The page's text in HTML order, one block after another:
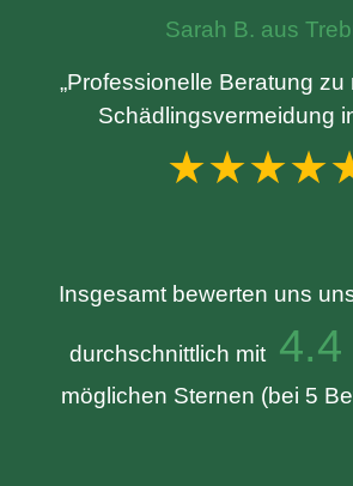
Sarah B. aus
„Professionelle Beratung zu
Schädlingsvermeidung
Insgesamt bewerten uns
durchschnittlich mit
möglichen Sternen (bei 5